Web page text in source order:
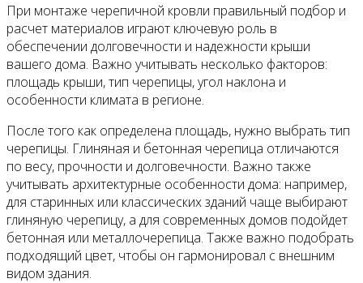
При монтаже черепичной кровли правильный подбор и
расчет материалов играют ключевую роль в
обеспечении долговечности и надежности крыши
вашего дома. Важно учитывать несколько факторов:
площадь крыши, тип черепицы, угол наклона и
особенности климата в регионе.
После того как определена площадь, нужно выбрать тип
черепицы. Глиняная и бетонная черепица отличаются
по весу, прочности и долговечности. Важно также
учитывать архитектурные особенности дома: например,
для старинных или классических зданий чаще выбирают
глиняную черепицу, а для современных домов подойдет
бетонная или металлочерепица. Также важно подобрать
подходящий цвет, чтобы он гармонировал с внешним
видом здания.